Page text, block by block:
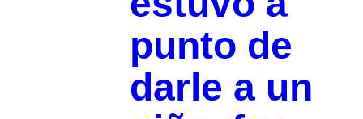
punto de
darle a un